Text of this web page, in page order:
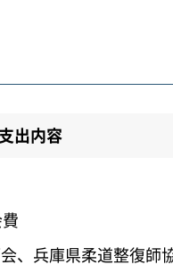
出内容
、兵庫県柔道整復師